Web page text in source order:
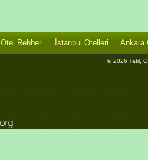
Otel Rehberi İstanbul Otelleri Ankara
© 2026 Tatil,